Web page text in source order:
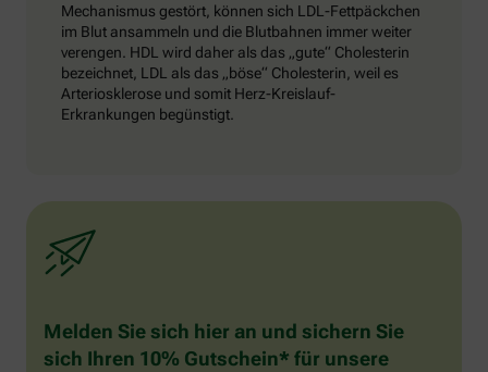
Mechanismus gestört, können sich LDL-Fettpäckchen
im Blut ansammeln und die Blutbahnen immer weiter
verengen. HDL wird daher als das „gute“ Cholesterin
bezeichnet, LDL als das „böse“ Cholesterin, weil es
Arteriosklerose und somit Herz-Kreislauf-
Erkrankungen begünstigt.
Melden Sie sich hier an und sichern Sie
sich Ihren 10% Gutschein* für unsere